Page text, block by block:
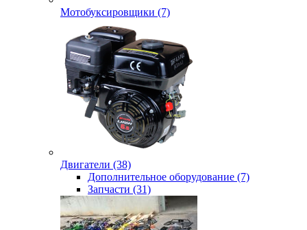
Мотобуксировщики (7)
Двигатели (38)
Дополнительное оборудование (7)
Запчасти (31)